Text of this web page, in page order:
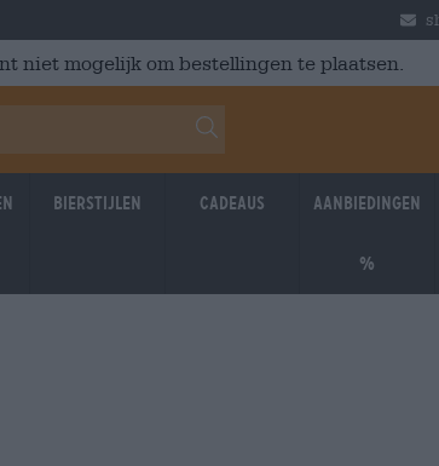
niet mogelijk om bestellingen te plaatsen.
Bierstijlen Cadeaus Aanbiedingen
%